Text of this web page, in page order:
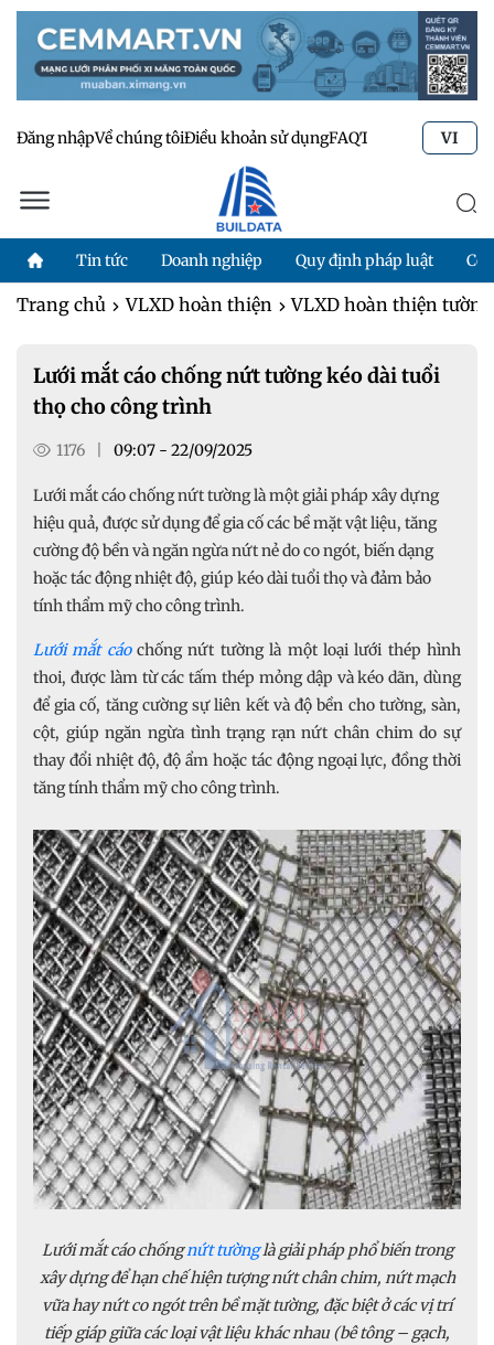
Đăng nhậpVề chúng tôiĐiều khoản sử dụngFAQTư vấn kỹ thuật
VI
Tin tức Doanh nghiệp Quy định pháp luật
Trang chủ VLXD hoàn thiện VLXD hoàn thiện
Lưới mắt cáo chống nứt tường kéo dài tuổi
thọ cho công trình
1176 09:07 - 22/09/2025
Lưới mắt cáo chống nứt tường là một giải pháp xây dựng
hiệu quả, được sử dụng để gia cố các bề mặt vật liệu, tăng
cường độ bền và ngăn ngừa nứt nẻ do co ngót, biến dạng
hoặc tác động nhiệt độ, giúp kéo dài tuổi thọ và đảm bảo
tính thẩm mỹ cho công trình.
Lưới mắt cáochống nứt tường là một loại lưới thép hình
thoi, được làm từ các tấm thép mỏng dập và kéo dãn, dùng
để gia cố, tăng cường sự liên kết và độ bền cho tường, sàn,
cột, giúp ngăn ngừa tình trạng rạn nứt chân chim do sự
thay đổi nhiệt độ, độ ẩm hoặc tác động ngoại lực, đồng thời
tăng tính thẩm mỹ cho công trình.
Lưới mắt cáo chốngnứt tườnglà giải pháp phổ biến trong
xây dựng để hạn chế hiện tượng nứt chân chim, nứt mạch
vữa hay nứt co ngót trên bề mặt tường, đặc biệt ở các vị trí
tiếp giáp giữa các loại vật liệu khác nhau (bê tông – gạch,